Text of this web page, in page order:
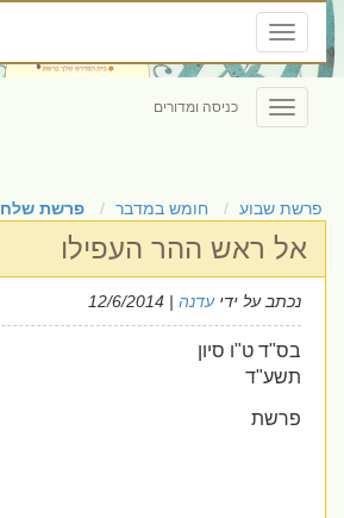
Toggle
navigation
Toggle
navigation
כניסה ומדורים
פרשת שבוע חומש במדבר פרשת שלח
אל ראש ההר העפילו
נכתב על ידיעדנה| 12/6/2014
בס"ד ט"ו סיון
תשע"ד
פרשת